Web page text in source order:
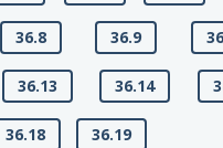
36.8 36.9
36.13 36.14
36.18
36.19